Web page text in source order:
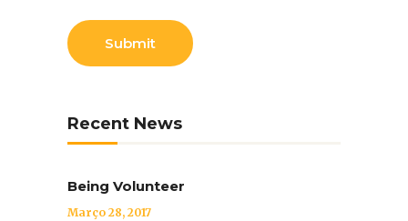
Recent News
Being Volunteer
Março 28, 2017